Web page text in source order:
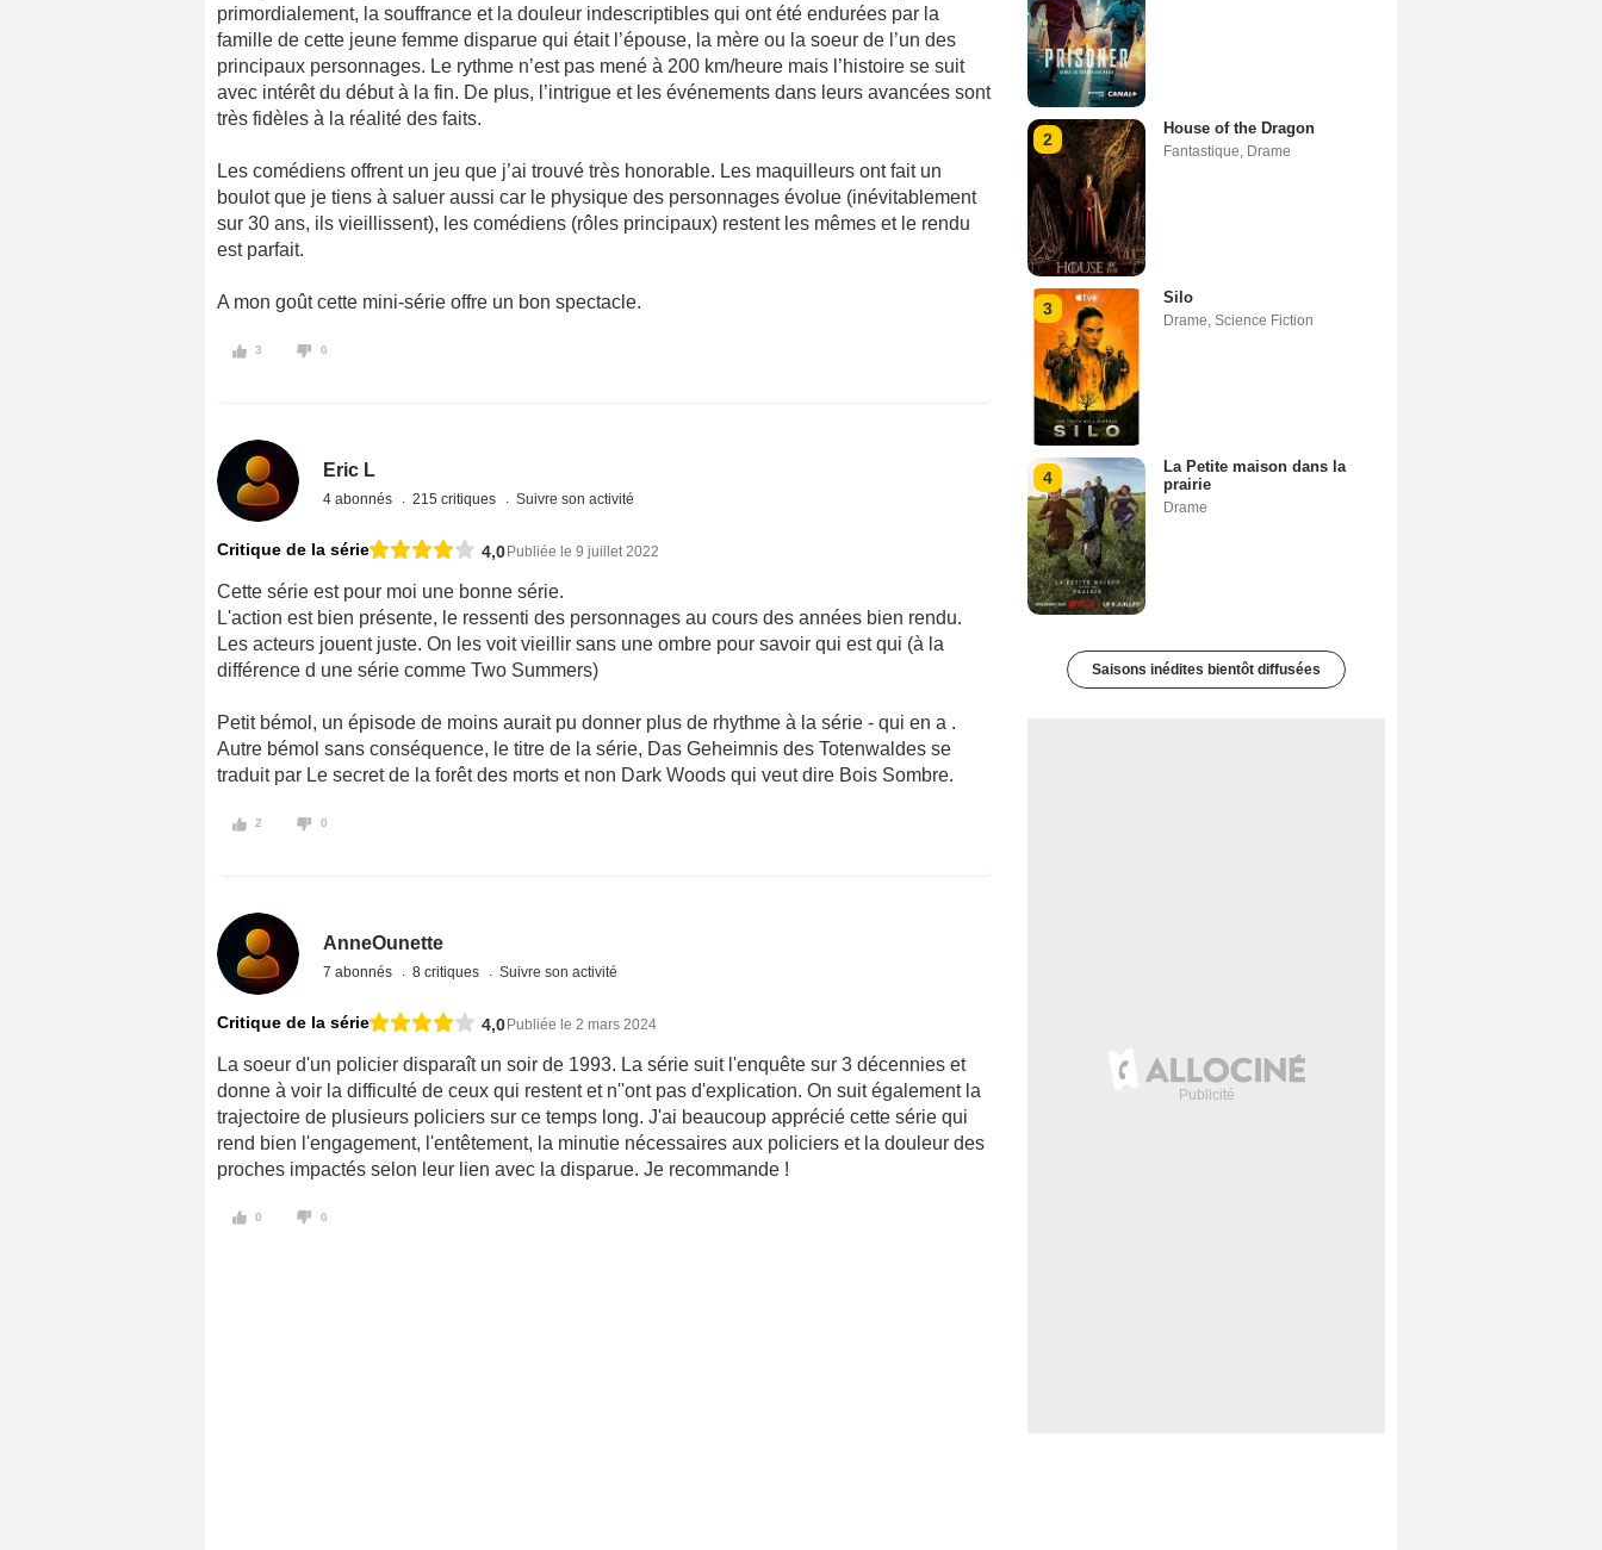
primordialement, la souffrance et la douleur indescriptibles qui ont été endurées par la
famille de cette jeune femme disparue qui était l’épouse, la mère ou la soeur de l’un des
principaux personnages. Le rythme n’est pas mené à 200 km/heure mais l’histoire se suit
avec intérêt du début à la fin. De plus, l’intrigue et les événements dans leurs avancées sont
très fidèles à la réalité des faits.
Les comédiens offrent un jeu que j’ai trouvé très honorable. Les maquilleurs ont fait un
boulot que je tiens à saluer aussi car le physique des personnages évolue (inévitablement
sur 30 ans, ils vieillissent), les comédiens (rôles principaux) restent les mêmes et le rendu
est parfait.
A mon goût cette mini-série offre un bon spectacle.
3 0
Eric L
4 abonnés 215 critiques Suivre son activité
Critique de la série 4,0 Publiée le 9 juillet 2022
Cette série est pour moi une bonne série.
L'action est bien présente, le ressenti des personnages au cours des années bien rendu.
Les acteurs jouent juste. On les voit vieillir sans une ombre pour savoir qui est qui (à la
différence d une série comme Two Summers)
Petit bémol, un épisode de moins aurait pu donner plus de rhythme à la série - qui en a .
Autre bémol sans conséquence, le titre de la série, Das Geheimnis des Totenwaldes se
traduit par Le secret de la forêt des morts et non Dark Woods qui veut dire Bois Sombre.
2 0
AnneOunette
7 abonnés 8 critiques Suivre son activité
Critique de la série 4,0 Publiée le 2 mars 2024
La soeur d'un policier disparaît un soir de 1993. La série suit l'enquête sur 3 décennies et
donne à voir la difficulté de ceux qui restent et n''ont pas d'explication. On suit également la
trajectoire de plusieurs policiers sur ce temps long. J'ai beaucoup apprécié cette série qui
rend bien l'engagement, l'entêtement, la minutie nécessaires aux policiers et la douleur des
proches impactés selon leur lien avec la disparue. Je recommande !
0 0
2
House of the Dragon
Fantastique, Drame
3
Silo
Drame, Science Fiction
4
La Petite maison dans la
prairie
Drame
Saisons inédites bientôt diffusées